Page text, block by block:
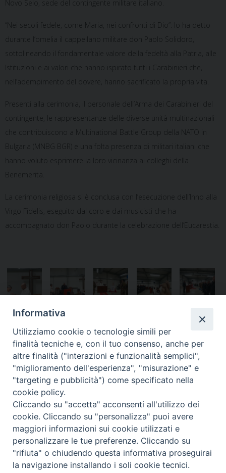
Novo Selo, sede del contingente militare italiano.
“Nei secoli fedele, come Maria, nei confronti di Dio”: lo ha detto
durante l’omelia il cappellano militare don Paolo Solidoro,
sottolineando il fondamentale valore della fedeltà alla Patria, alle
Istituzioni e ai valori che hanno ispirato tutti i Carabinieri che,
nell’adempimento del dovere, hanno sacrificato la propria vita.
Presenti alla cerimonia, il personale dell’Arma dei Carabinieri del
contingente, le rappresentanze delle diverse unità multinazionali
che contribuiscono a Multinational Battle Group della NATO in
Bulgaria (MNBG BGR) e una folta presenza di militari italiani che
hanno voluto esprimere la loro vicinanza ai colleghi della
Benemerita.
La cerimonia religiosa si è conclusa con l’esecuzione dell’Inno alla
Virgo Fidelis, eseguito dal coro e dai musicisti che ha
accompagnato don Paolo durante la celebrazione dell’Eucarestia.
GdF, Comando Generale –
Incontro con L’Ordinario
Militare
Gdf Bari – In 600 rendono
omaggio al Sacrario Militare
Ordinariato Militare per l'Italia
Salita del Grillo, 37 - 00184 Roma
tel. 06.6795100
Informativa
Utilizziamo cookie o tecnologie simili per
finalità tecniche e, con il tuo consenso, anche per
altre finalità ("interazioni e funzionalità semplici",
"miglioramento dell'esperienza", "misurazione" e
"targeting e pubblicità") come specificato nella
cookie policy.
Cliccando su "accetta" acconsenti all'utilizzo dei
cookie. Cliccando su "personalizza" puoi avere
maggiori informazioni sui cookie utilizzati e
personalizzare le tue preferenze. Cliccando su
"rifiuta" o chiudendo questa informativa proseguirai
la navigazione installando i soli cookie tecnici.